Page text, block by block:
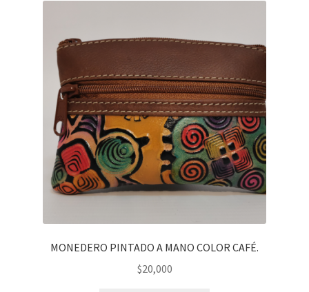
MONEDERO PINTADO A MANO COLOR CAFÉ.
$20,000